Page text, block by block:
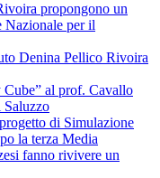
propongono un
Nazionale per il
Denina Pellico Rivoira
al prof. Cavallo
di Simulazione
la terza Media
fanno rivivere un